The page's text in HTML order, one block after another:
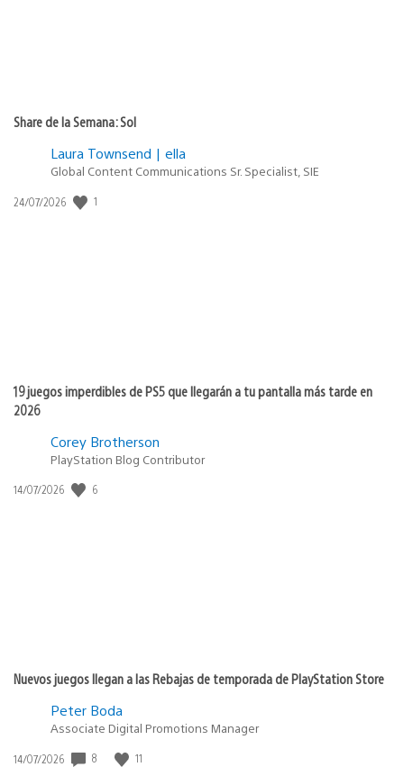
Share de la Semana: Sol
Laura Townsend | ella
Global Content Communications Sr. Specialist, SIE
Fecha
24/07/2026 1
19 juegos imperdibles de PS5 que llegarán a tu pantalla más tarde en
2026
Corey Brotherson
PlayStation Blog Contributor
Fecha
14/07/2026 6
Nuevos juegos llegan a las Rebajas de temporada de PlayStation Store
Peter Boda
Associate Digital Promotions Manager
Fecha
14/07/2026 8 11